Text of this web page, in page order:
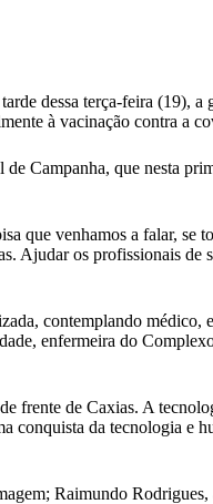
dessa terça-feira (19),
à vacinação contra a
Campanha, que nesta
que venhamos a falar, se
Ajudar os profissionais de
contemplando médico,
enfermeira do
frente de Caxias. A
conquista da tecnologia e
Raimundo